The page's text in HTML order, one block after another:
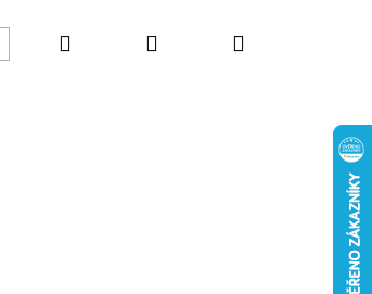
Hledat PřihlášeníNákupní